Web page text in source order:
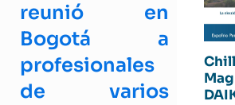
reunió en
Bogotá a
profesionales
de varios